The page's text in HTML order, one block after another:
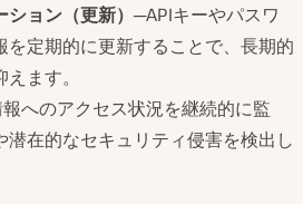
ョン（更新） ─APIキーやパスワ
を定期的に更新することで、長期的
ます。
へのアクセス状況を継続的に監
潜在的なセキュリティ侵害を検出し